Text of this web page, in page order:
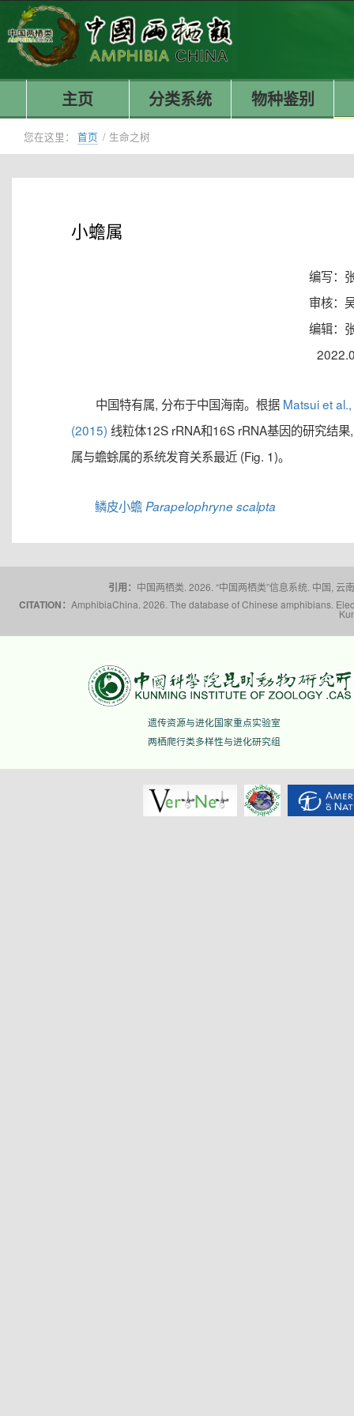
主页 分类系统 物种鉴别
您在这里： 首页 / 生命之树
小蟾属
编写：
审核：
编辑：
中国特有属, 分布于中国海南。根据 Matsui et al.,
(2015) 线粒体12S rRNA和16S rRNA基因的研究结果
属与蟾蜍属的系统发育关系最近 (Fig. 1)。
鳞皮小蟾 Parapelophryne scalpta
引用： 中国两栖类. 2026. “中国两栖类”信息系统. 中国,
CITATION： AmphibiaChina. 2026. The database of Chinese amphibians.
遗传资源与进化国家重点实验室
两栖爬行类多样性与进化研究组